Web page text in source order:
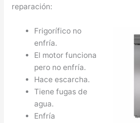
reparación:
Frigorífico no
enfría.
El motor funciona
pero no enfría.
Hace escarcha.
Tiene fugas de
agua.
Enfría